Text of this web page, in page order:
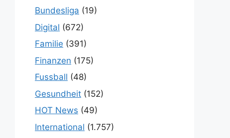
Bundesliga (19)
Digital (672)
Familie (391)
Finanzen (175)
Fussball (48)
Gesundheit (152)
HOT News (49)
International (1.757)